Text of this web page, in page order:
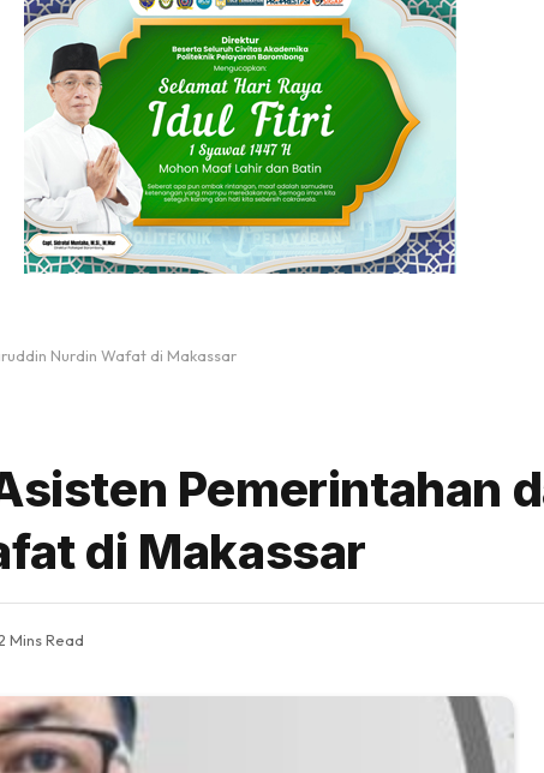
Nurdin Wafat di Makassar
Pemerintahan
di Makassar
Mins Read